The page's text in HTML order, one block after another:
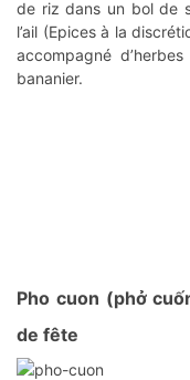
de riz dans un bol de
l’ail (Epices à la
accompagné
bananier.
Pho cuon (phở
de fête